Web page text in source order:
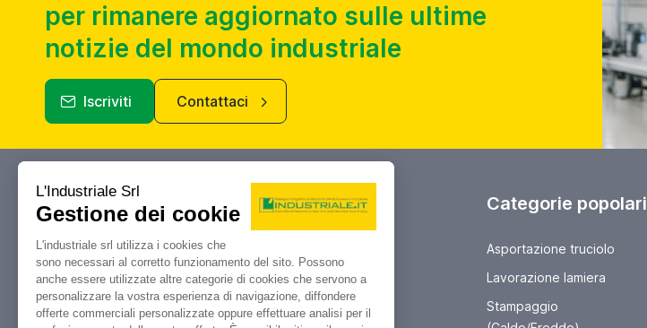
per rimanere aggiornato sulle ultime
notizie del mondo industriale
Iscriviti Contattaci
Industriale.it
Il tuo portale di riferimento per
compravendita, aste e liquidazioni di
macchine utensili e macchinari
industriali.
Categorie popolari
Asportazione truciolo
Lavorazione lamiera
Stampaggio